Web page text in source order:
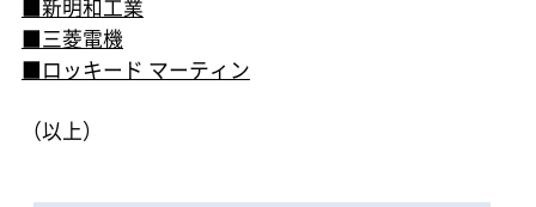
■新明和工業
■三菱電機
■ロッキード マーティン
（以上）